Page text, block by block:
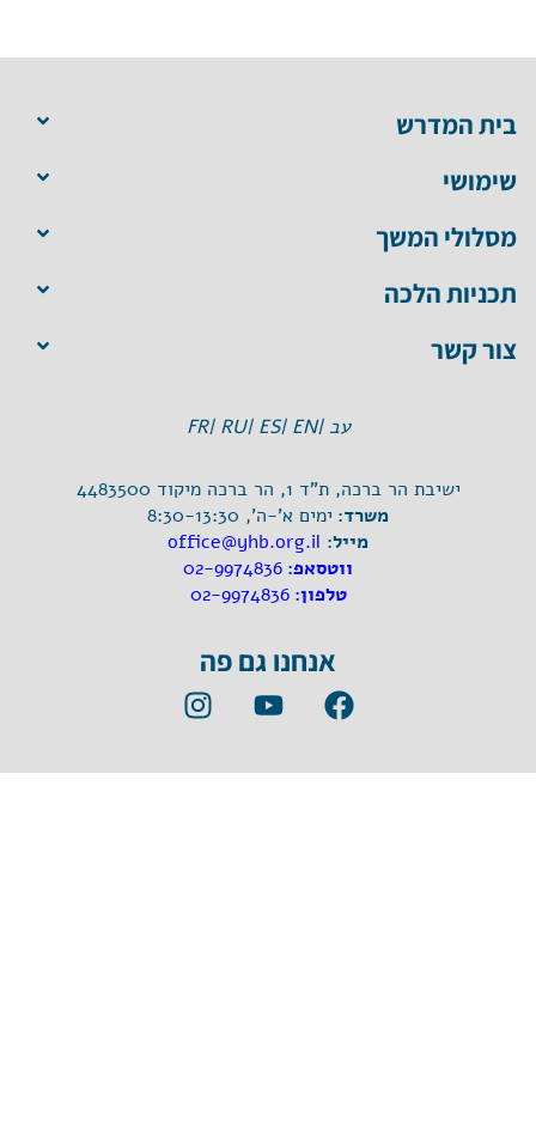
בית המדרש
שימושי
מסלולי המשך
תכניות הלכה
צור קשר
עב |EN |
ES |
RU |
FR
ישיבת הר ברכה, ת"ד 1, הר ברכה מיקוד 4483500
משרד:ימים א'-ה', 8:30-13:30
מייל: office@yhb.org.il
ווטסאפ:02-9974836
טלפון:02-9974836
אנחנו גם פה